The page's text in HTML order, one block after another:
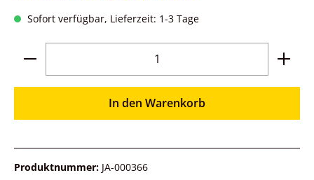
Sofort verfügbar, Lieferzeit: 1-3 Tage
Produkt Anzahl: Gib den gewünschten
In den Warenkorb
Produktnummer: JA-000366